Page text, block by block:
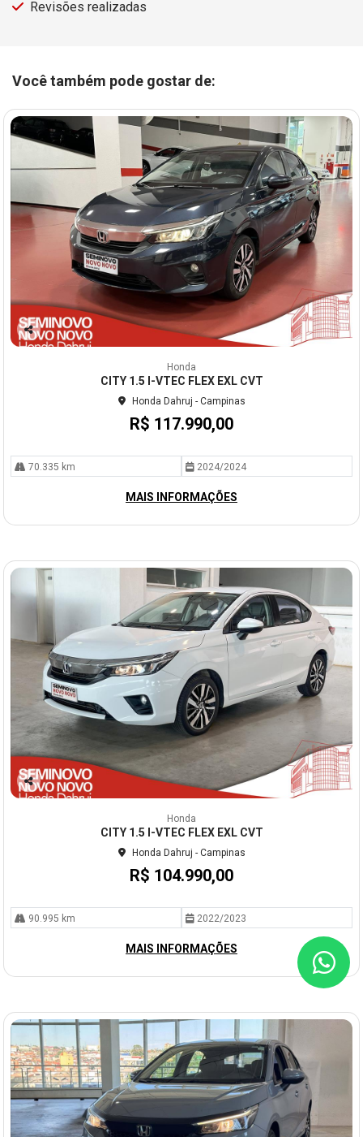
Revisões realizadas
Você também pode gostar de:
Co
Honda
CITY 1.5 I-VTEC FLEX EXL CVT
Honda Dahruj - Campinas
R$ 117.990,00
70.335 km 2024/2024
MAIS INFORMAÇÕES
Co
Honda
CITY 1.5 I-VTEC FLEX EXL CVT
Honda Dahruj - Campinas
R$ 104.990,00
90.995 km 2022/2023
MAIS INFORMAÇÕES